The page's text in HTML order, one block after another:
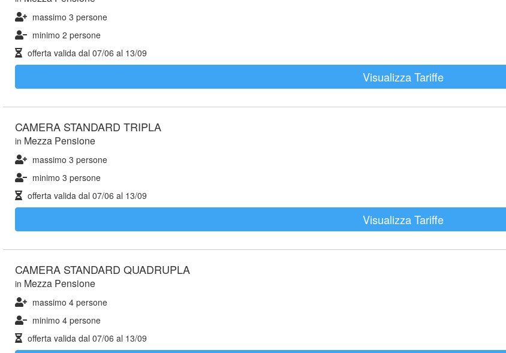
massimo 3 persone
minimo 2 persone
offerta valida dal 07/06 al 13/09
Visualizza Tariffe
CAMERA STANDARD TRIPLA
in Mezza Pensione
massimo 3 persone
minimo 3 persone
offerta valida dal 07/06 al 13/09
Visualizza Tariffe
CAMERA STANDARD QUADRUPLA
in Mezza Pensione
massimo 4 persone
minimo 4 persone
offerta valida dal 07/06 al 13/09